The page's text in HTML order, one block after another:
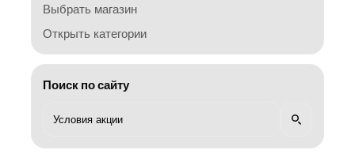
Выбрать магазин
Открыть категории
Поиск по сайту